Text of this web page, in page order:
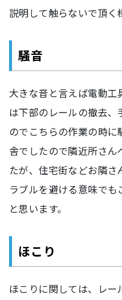
説明して触らないで頂く
騒音
大きな音と言えば電動工
は下部のレールの撤去
のでこちらの作業の時
舎でしたので隣近所さ
たが、住宅街などお隣
ラブルを避ける意味で
と思います。
ほこり
ほこりに関しては、レ